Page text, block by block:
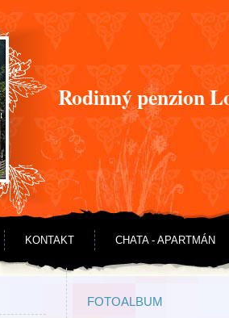
Rodinný penzion
KONTAKT CHATA - APARTMÁN
FOTOALBUM